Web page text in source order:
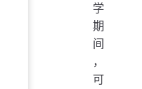
学
期
间
，
可